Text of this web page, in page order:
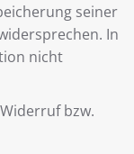
seiner
In
nicht
bzw.